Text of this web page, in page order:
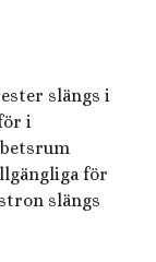
slängs i
i
för
slängs